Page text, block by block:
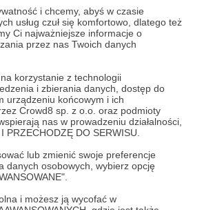
i chcemy, abyś w czasie
usług czuł się komfortowo, dlatego też
Ci najważniejsze informacje o
przez nas Twoich danych
korzystanie z technologii
i zbierania danych, dostęp do
urządzeniu końcowym i ich
Crowd8 sp. z o.o. oraz podmioty
nas w prowadzeniu działalności,
PRZECHODZĘ DO SERWISU.
lub zmienić swoje preferencje
danych osobowych, wybierz opcję
i możesz ją wycofać w